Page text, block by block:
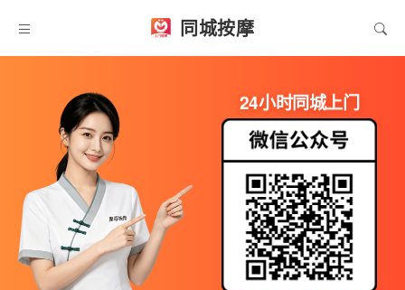
同城按摩
24小时同城上门